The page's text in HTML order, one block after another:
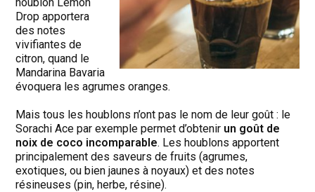
Drop apportera
des notes
vivifiantes de
citron, quand le
Mandarina Bavaria
évoquera les agrumes oranges.
Mais tous les houblons n’ont pas le nom de leur goût : le
Sorachi Ace par exemple permet d’obtenir un goût de
noix de coco incomparable. Les houblons apportent
principalement des saveurs de fruits (agrumes,
exotiques, ou bien jaunes à noyaux) et des notes
résineuses (pin, herbe, résine).